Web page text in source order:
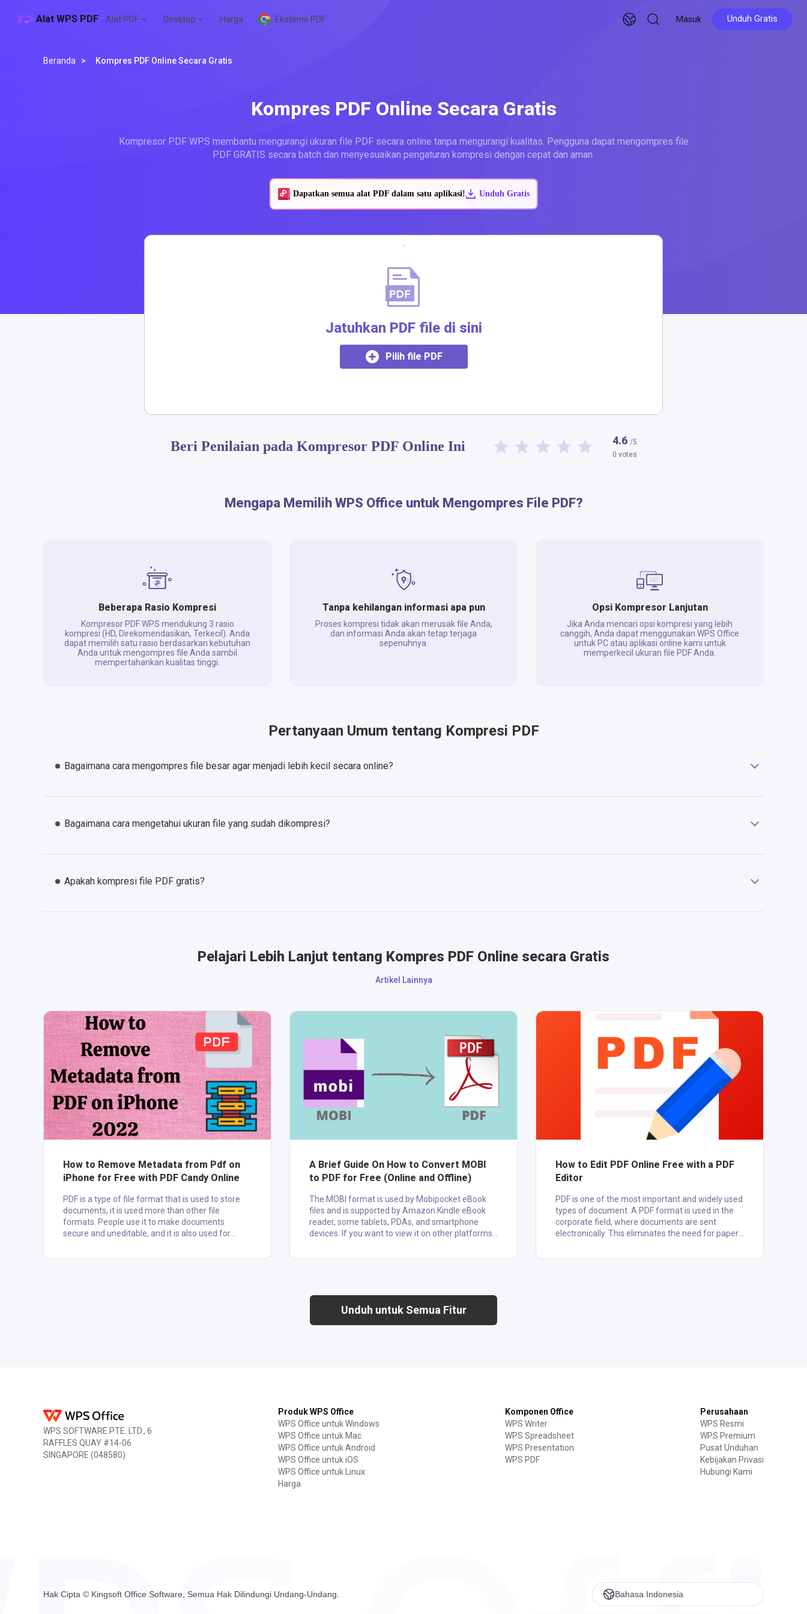
Beranda > Kompres PDF Online Secara Gratis
Kompres PDF Online Secara Gratis
Kompresor PDF WPS membantu mengurangi ukuran file PDF secara online tanpa mengurangi kualitas. Pengguna dapat mengompres file
PDF GRATIS secara batch dan menyesuaikan pengaturan kompresi dengan cepat dan aman.
Dapatkan semua alat PDF dalam satu aplikasi! Unduh Gratis
Jatuhkan PDF file di sini
Pilih file PDF
​​Beri Penilaian pada Kompresor PDF Online Ini​ 4.6 /5
0 votes
Mengapa Memilih WPS Office untuk Mengompres File PDF?
Beberapa Rasio Kompresi
Kompresor PDF WPS mendukung 3 rasio
kompresi (HD, Direkomendasikan, Terkecil). Anda
dapat memilih satu rasio berdasarkan kebutuhan
Anda untuk mengompres file Anda sambil
mempertahankan kualitas tinggi.
Tanpa kehilangan informasi apa pun
Proses kompresi tidak akan merusak file Anda,
dan informasi Anda akan tetap terjaga
sepenuhnya.
Opsi Kompresor Lanjutan
Jika Anda mencari opsi kompresi yang lebih
canggih, Anda dapat menggunakan WPS Office
untuk PC atau aplikasi online kami untuk
memperkecil ukuran file PDF Anda.
Pertanyaan Umum tentang Kompresi PDF
Bagaimana cara mengompres file besar agar menjadi lebih kecil secara online?
Bagaimana cara mengetahui ukuran file yang sudah dikompresi?
Apakah kompresi file PDF gratis?
Pelajari Lebih Lanjut tentang Kompres PDF Online secara Gratis
Artikel Lainnya
How to Remove Metadata from Pdf on
iPhone for Free with PDF Candy Online
PDF is a type of file format that is used to store
documents, it is used more than other file
formats. People use it to make documents
secure and uneditable, and it is also used for
A Brief Guide On How to Convert MOBI
to PDF for Free (Online and Offline)
The MOBI format is used by Mobipocket eBook
files and is supported by Amazon Kindle eBook
reader, some tablets, PDAs, and smartphone
devices. If you want to view it on other platforms,
use online conversion tools. ....
How to Edit PDF Online Free with a PDF
Editor
PDF is one of the most important and widely used
types of document. A PDF format is used in the
corporate field, where documents are sent
electronically. This eliminates the need for papers
Unduh untuk Semua Fitur
Alat WPS PDF Alat PDF Desktop Harga Ekstensi PDF Masuk
Unduh Gratis
Unduh Gratis
WPS SOFTWARE PTE. LTD., 6
RAFFLES QUAY #14-06
SINGAPORE (048580)
Produk WPS Office
WPS Office untuk Windows
WPS Office untuk Mac
WPS Office untuk Android
WPS Office untuk iOS
WPS Office untuk Linux
Harga
Komponen Office
WPS Writer
WPS Spreadsheet
WPS Presentation
WPS PDF
Perusahaan
WPS Resmi
WPS Premium
Pusat Unduhan
Kebijakan Privasi
Hubungi Kami
Hak Cipta © Kingsoft Office Software, Semua Hak Dilindungi Undang-Undang. Bahasa Indonesia